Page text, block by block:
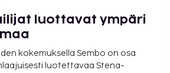
thaimaalainen keittiö.
myös huonepalvelu. Palveluihin
aulabaari ja allasbaari, joissa voit
juoman parissa. Maksullinen
buffetaamiainen tarjotaan päivittäin klo 6.30–10.30.
luottavat ympäri
kokemuksella Sembo on osa
luotettavaa Stena-